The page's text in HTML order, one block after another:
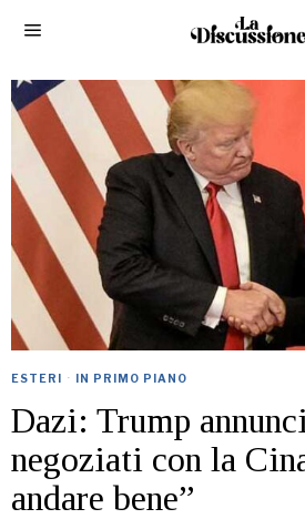
ESTERI · IN PRIMO PIANO
Dazi: Trump
negoziati con la
andare bene”